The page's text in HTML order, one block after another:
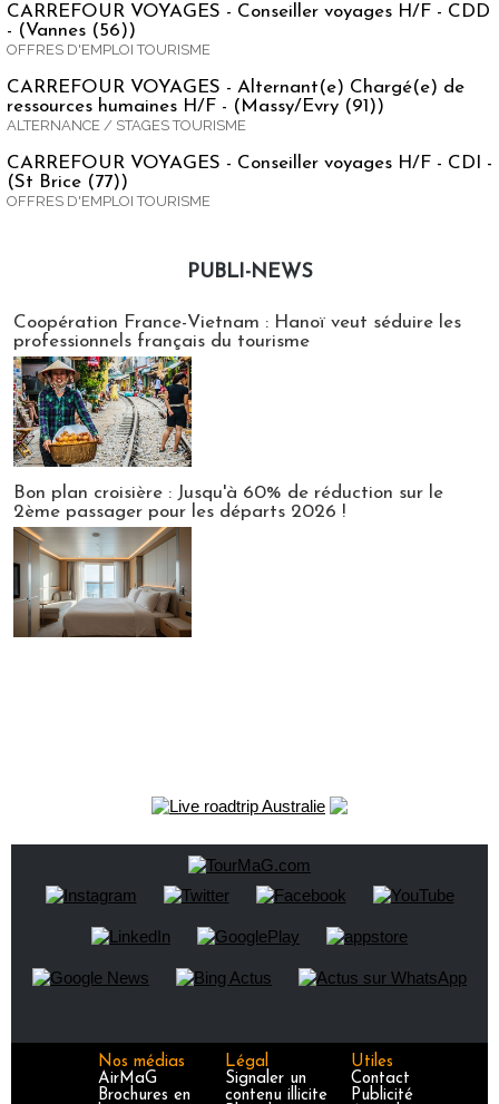
CARREFOUR VOYAGES - Conseiller voyages H/F - CDD
- (Vannes (56))
OFFRES D'EMPLOI TOURISME
CARREFOUR VOYAGES - Alternant(e) Chargé(e) de
ressources humaines H/F - (Massy/Evry (91))
ALTERNANCE / STAGES TOURISME
CARREFOUR VOYAGES - Conseiller voyages H/F - CDI -
(St Brice (77))
OFFRES D'EMPLOI TOURISME
PUBLI-NEWS
Coopération France-Vietnam : Hanoï veut séduire les
professionnels français du tourisme
Bon plan croisière : Jusqu'à 60% de réduction sur le
2ème passager pour les départs 2026 !
Nos médias
AirMaG
Brochures en
Légal
Signaler un
contenu illicite
Utiles
Contact
Publicité